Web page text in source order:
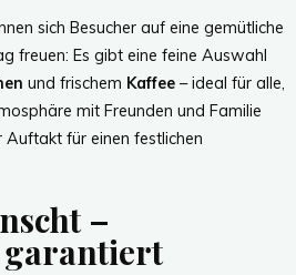
sich Besucher auf eine gemütliche
freuen: Es gibt eine feine Auswahl
und frischem Kaffee – ideal für alle,
mit Freunden und Familie
Auftakt für einen festlichen
–
garantiert